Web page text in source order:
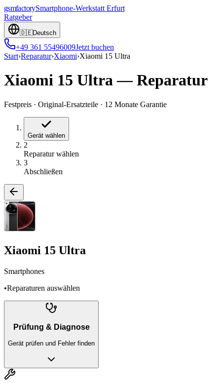
gsmfactorySmartphone-Werkstatt Erfurt
Ratgeber
🇩🇪Deutsch
+49 361 55496009Jetzt buchen
Start›Reparatur›Xiaomi›Xiaomi 15 Ultra
Xiaomi 15 Ultra—Reparatur
Festpreis · Original-Ersatzteile · 12 Monate Garantie
Gerät wählen
2
Reparatur wählen
3
Abschließen
Xiaomi 15 Ultra
Smartphones
•Reparaturen auswählen
Prüfung & Diagnose
Gerät prüfen und Fehler finden